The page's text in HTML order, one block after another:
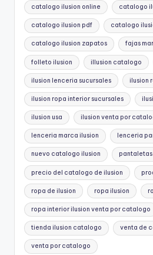
catalogo ilusion online catalogo
catalogo ilusion pdf catalogo
catalogo ilusion zapatos fajas
folleto ilusion illusion catalogo
ilusion lenceria sucursales ilusion
ilusion ropa interior sucursales
ilusion usa ilusion venta por
lenceria marca ilusion lenceria
nuevo catalogo ilusion pantaletas
precio del catalogo de ilusion
ropa de ilusion ropa ilusion
ropa interior ilusion venta por catalogo
tienda ilusion catalogo venta de
venta por catalogo